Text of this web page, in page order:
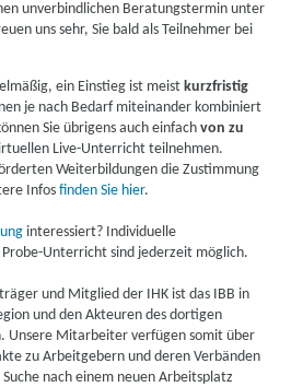
unverbindlichen Beratungstermin unter
uns sehr, Sie bald als Teilnehmer bei
ein Einstieg ist meistkurzfristig
je nach Bedarf miteinander kombiniert
Sie übrigens auch einfachvon zu
Live-Unterricht teilnehmen.
Weiterbildungen die Zustimmung
Infosfinden Sie hier.
interessiert? Individuelle
Unterricht sind jederzeit möglich.
und Mitglied der IHK ist das IBB in
und den Akteuren des dortigen
Unsere Mitarbeiter verfügen somit über
zu Arbeitgebern und deren Verbänden
nach einem neuen Arbeitsplatz